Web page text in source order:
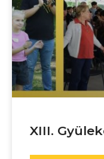
XIII.